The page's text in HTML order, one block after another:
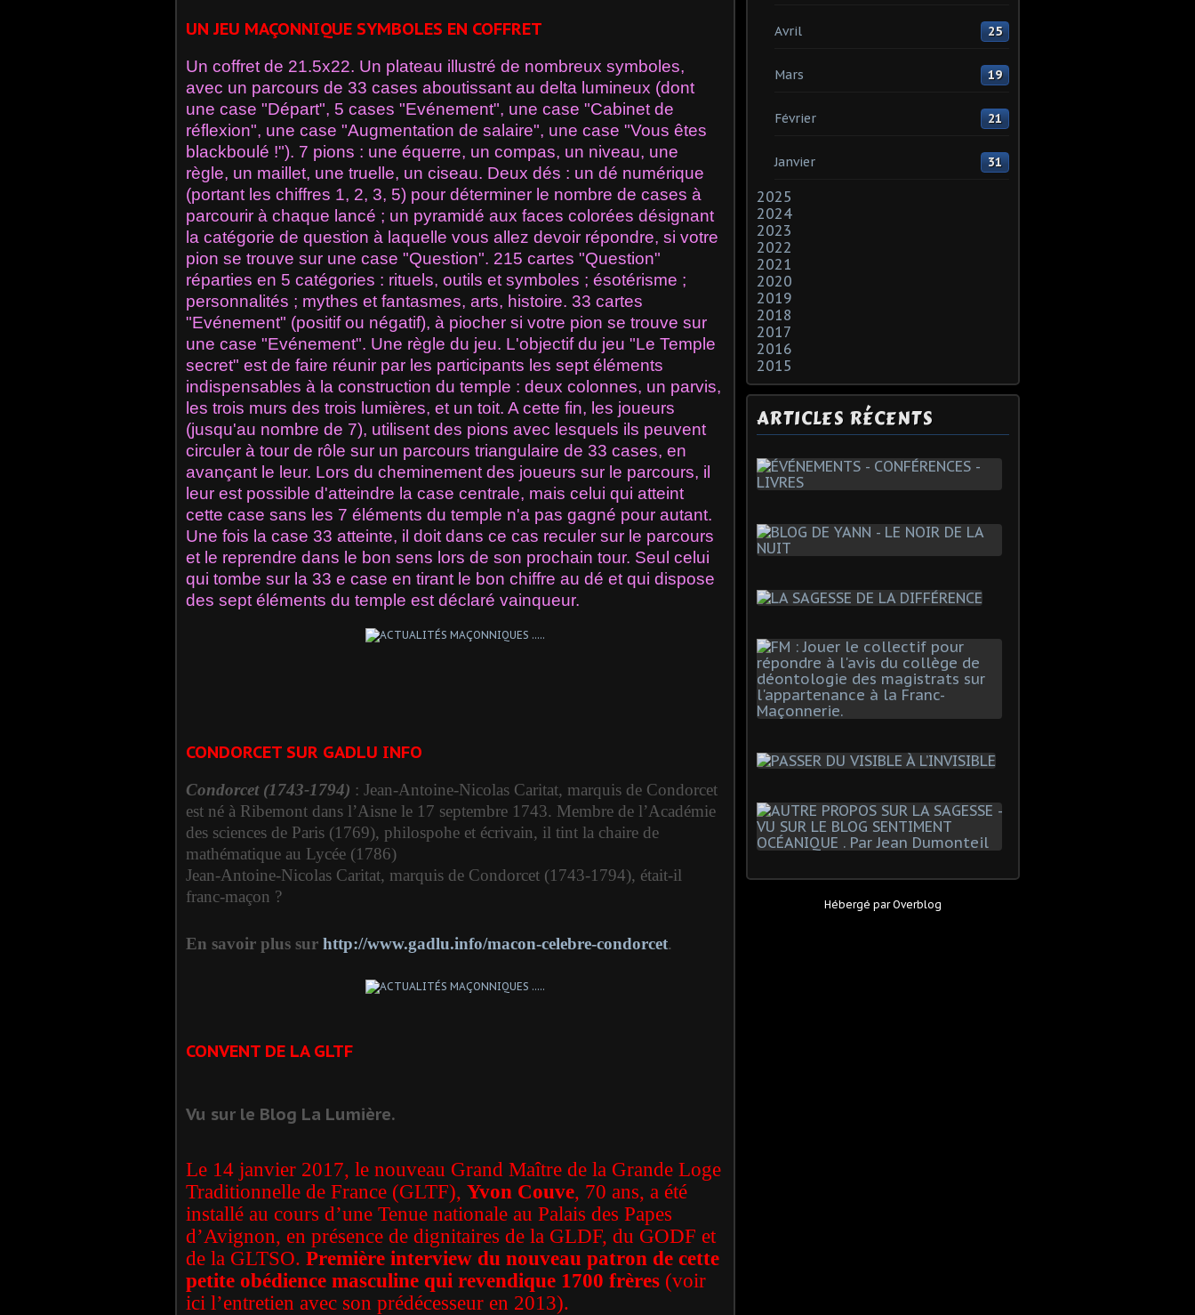
UN JEU MAÇONNIQUE SYMBOLES EN COFFRET
Un coffret de 21.5x22. Un plateau illustré de nombreux symboles,
avec un parcours de 33 cases aboutissant au delta lumineux (dont
une case "Départ", 5 cases "Evénement", une case "Cabinet de
réflexion", une case "Augmentation de salaire", une case "Vous êtes
blackboulé !"). 7 pions : une équerre, un compas, un niveau, une
règle, un maillet, une truelle, un ciseau. Deux dés : un dé numérique
(portant les chiffres 1, 2, 3, 5) pour déterminer le nombre de cases à
parcourir à chaque lancé ; un pyramidé aux faces colorées désignant
la catégorie de question à laquelle vous allez devoir répondre, si votre
pion se trouve sur une case "Question". 215 cartes "Question"
réparties en 5 catégories : rituels, outils et symboles ; ésotérisme ;
personnalités ; mythes et fantasmes, arts, histoire. 33 cartes
"Evénement" (positif ou négatif), à piocher si votre pion se trouve sur
une case "Evénement". Une règle du jeu. L'objectif du jeu "Le Temple
secret" est de faire réunir par les participants les sept éléments
indispensables à la construction du temple : deux colonnes, un parvis,
les trois murs des trois lumières, et un toit. A cette fin, les joueurs
(jusqu'au nombre de 7), utilisent des pions avec lesquels ils peuvent
circuler à tour de rôle sur un parcours triangulaire de 33 cases, en
avançant le leur. Lors du cheminement des joueurs sur le parcours, il
leur est possible d'atteindre la case centrale, mais celui qui atteint
cette case sans les 7 éléments du temple n'a pas gagné pour autant.
Une fois la case 33 atteinte, il doit dans ce cas reculer sur le parcours
et le reprendre dans le bon sens lors de son prochain tour. Seul celui
qui tombe sur la 33 e case en tirant le bon chiffre au dé et qui dispose
des sept éléments du temple est déclaré vainqueur.
CONDORCET SUR GADLU INFO
Condorcet (1743-1794) : Jean-Antoine-Nicolas Caritat, marquis de Condorcet
est né à Ribemont dans l’Aisne le 17 septembre 1743. Membre de l’Académie
des sciences de Paris (1769), philospohe et écrivain, il tint la chaire de
mathématique au Lycée (1786)
Jean-Antoine-Nicolas Caritat, marquis de Condorcet (1743-1794), était-il
franc-maçon ?
En savoir plus sur http://www.gadlu.info/macon-celebre-condorcet.
CONVENT DE LA GLTF
Vu sur le Blog La Lumière.
Le 14 janvier 2017, le nouveau Grand Maître de la Grande Loge
Traditionnelle de France (GLTF), Yvon Couve, 70 ans, a été
installé au cours d’une Tenue nationale au Palais des Papes
d’Avignon, en présence de dignitaires de la GLDF, du GODF et
de la GLTSO. Première interview du nouveau patron de cette
petite obédience masculine qui revendique 1700 frères (voir
ici l’entretien avec son prédécesseur en 2013).
Avril 25
Mars 19
Février 21
Janvier 31
2025
2024
2023
2022
2021
2020
2019
2018
2017
2016
2015
ARTICLES RÉCENTS
Hébergé parOverblog